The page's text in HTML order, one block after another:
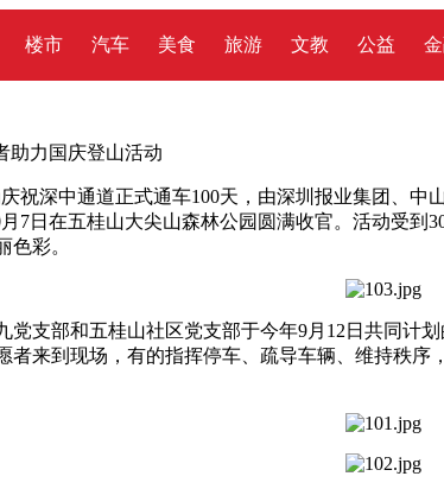
楼市 汽车 美食 旅游 文教 公益
助力国庆登山活动
祝深中通道正式通车100天，由深圳报业集团、中
日在五桂山大尖山森林公园圆满收官。活动受到
彩。
支部和五桂山社区党支部于今年9月12日共同计
者来到现场，有的指挥停车、疏导车辆、维持秩